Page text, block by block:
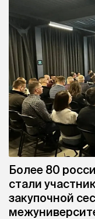
Более 80
стали
закупочной